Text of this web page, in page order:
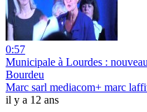
0:57
Municipale à Lourdes :
Bourdeu
Marc sarl mediacom+ marc
il y a 12 ans